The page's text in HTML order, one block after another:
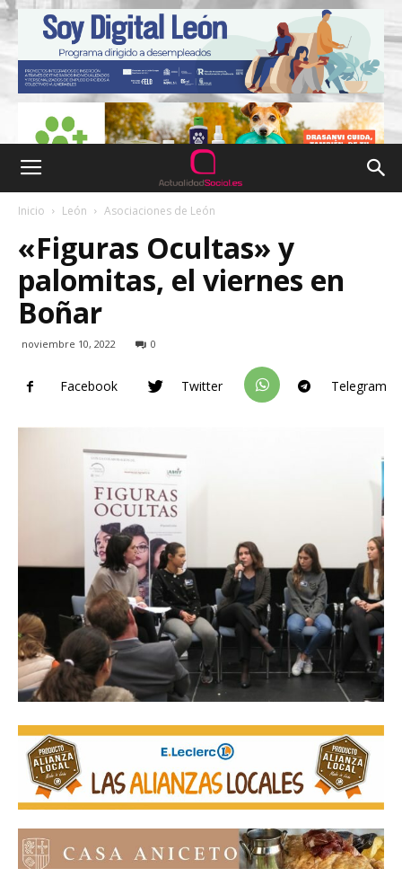
Inicio León Asociaciones de León
«Figuras Ocultas» y
palomitas, el viernes en
Boñar
noviembre 10, 2022 0
Facebook Twitter Telegram